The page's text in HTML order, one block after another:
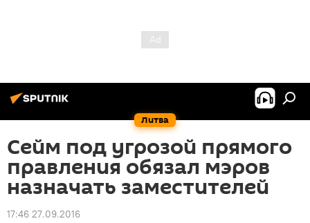
Литва
Сейм под угрозой прямого
правления обязал мэров
назначать заместителей
17:46 27.09.2016